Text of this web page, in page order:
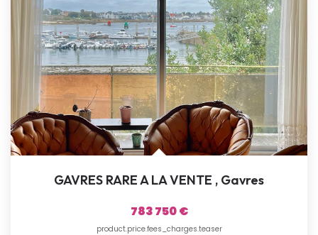
Nous Rejoindre
Nos Actualités
CONTACT
GAVRES RARE A LA VENTE , Gavres
783 750 €
product.price.fees_charges.teaser